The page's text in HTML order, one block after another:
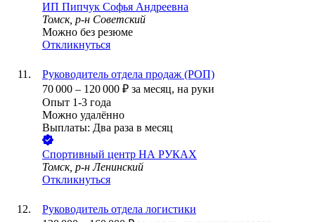
ИП Пипчук Софья Андреевна
Томск, р-н Советский
Можно без резюме
Откликнуться
Руководитель отдела продаж (РОП)
70 000 – 120 000 ₽ за месяц, на руки
Опыт 1-3 года
Можно удалённо
Выплаты: Два раза в месяц
Спортивный центр НА РУКАХ
Томск, р-н Ленинский
Откликнуться
Руководитель отдела логистики